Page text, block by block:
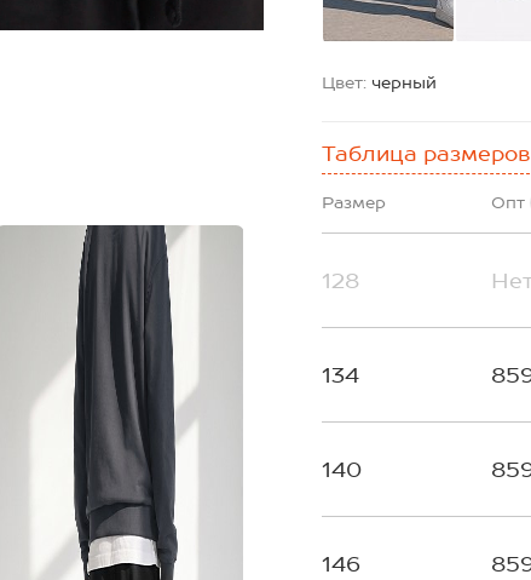
Цвет: черный
Таблица размеров
Размер Опт
128
134
140
146